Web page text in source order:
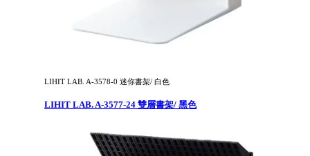
LIHIT LAB. A-3578-0 迷你書架/ 白色
LIHIT LAB. A-3577-24 雙層書架/ 黑色